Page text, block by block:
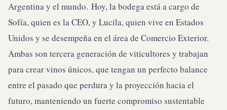
Argentina y el mundo. Hoy, la bodega está a cargo de
Sofía, quien es la CEO, y Lucila, quien vive en Estados
Unidos y se desempeña en el área de Comercio Exterior.
Ambas son tercera generación de viticultores y trabajan
para crear vinos únicos, que tengan un perfecto balance
entre el pasado que perdura y la proyección hacia el
futuro, manteniendo un fuerte compromiso sustentable